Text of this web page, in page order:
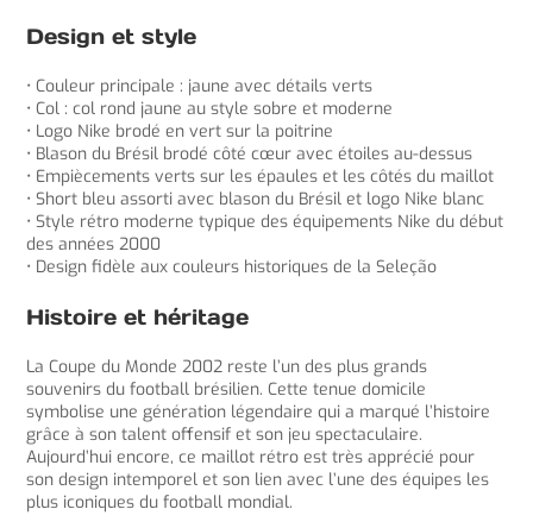
Design et style
• Couleur principale : jaune avec détails verts
• Col : col rond jaune au style sobre et moderne
• Logo Nike brodé en vert sur la poitrine
• Blason du Brésil brodé côté cœur avec étoiles au-dessus
• Empiècements verts sur les épaules et les côtés du maillot
• Short bleu assorti avec blason du Brésil et logo Nike blanc
• Style rétro moderne typique des équipements Nike du début
des années 2000
• Design fidèle aux couleurs historiques de la Seleção
Histoire et héritage
La Coupe du Monde 2002 reste l’un des plus grands
souvenirs du football brésilien. Cette tenue domicile
symbolise une génération légendaire qui a marqué l’histoire
grâce à son talent offensif et son jeu spectaculaire.
Aujourd’hui encore, ce maillot rétro est très apprécié pour
son design intemporel et son lien avec l’une des équipes les
plus iconiques du football mondial.